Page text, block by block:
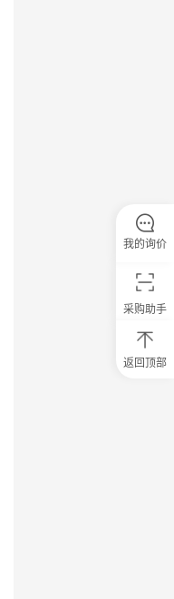
采购助手
返回顶部
我的询价